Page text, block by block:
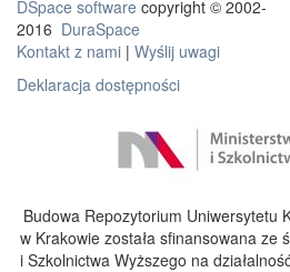
DSpace software copyright © 2002-
2016 DuraSpace
Kontakt z nami | Wyślij uwagi
Deklaracja dostępności
Budowa Repozytorium Uniwersytetu
w Krakowie została sfinansowana ze
i Szkolnictwa Wyższego na